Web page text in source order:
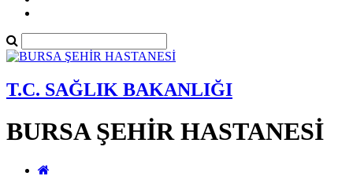
T.C. SAĞLIK BAKANLIĞI
BURSA ŞEHİR HASTANESİ